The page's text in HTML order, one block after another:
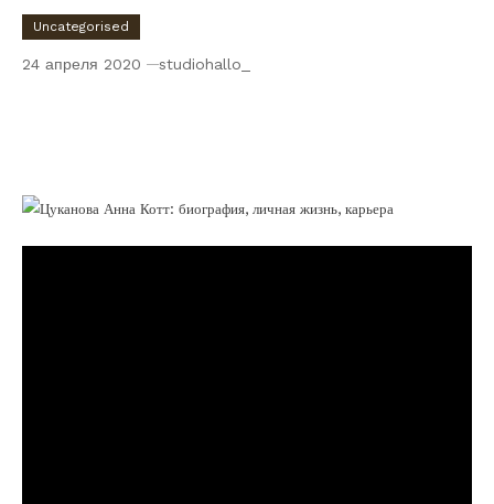
Uncategorised
24 апреля 2020 studiohallo_